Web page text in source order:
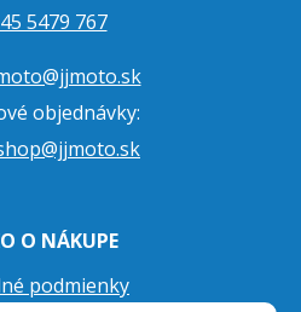
5479 767
objednávky:
O NÁKUPE
podmienky